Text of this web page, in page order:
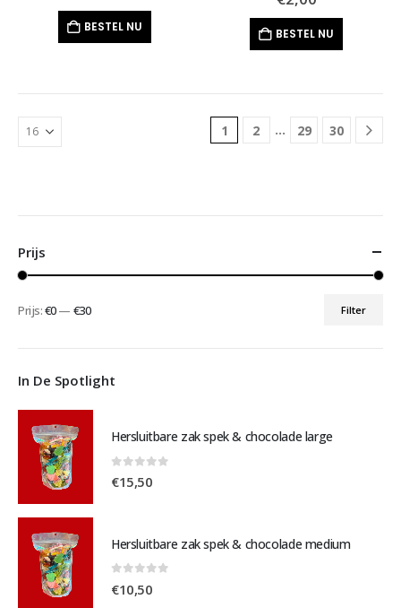
BESTEL NU BESTEL NU
1 2 … 29 30
Prijs
Min.
Max.
Filter
Prijs:€0— €30
In De Spotlight
Hersluitbare zak spek & chocolade large
€15,50
Hersluitbare zak spek & chocolade medium
€10,50